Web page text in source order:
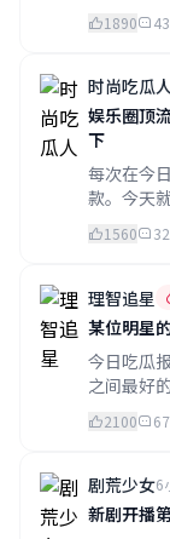
1890
时尚吃瓜
娱乐圈顶
下
每次在今
款。今天
1560
理智追星
某位明星
今日吃瓜
之间最好
2100
剧荒少女6
新剧开播